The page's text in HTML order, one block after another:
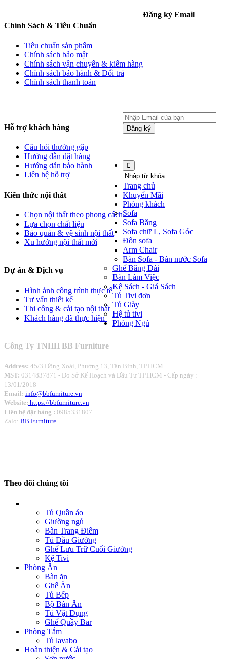
Chính Sách & Tiêu Chuẩn
Tiêu chuẩn sản phẩm
Chính sách bảo mật
Chính sách vận chuyển & kiểm hàng
Chính sách bảo hành & Đổi trả
Chính sách thanh toán
Hỗ trợ khách hàng
Câu hỏi thường gặp
Hướng dẫn đặt hàng
Hướng dẫn bảo hành
Liên hệ hỗ trợ
Kiến thức nội thất
Chọn nội thất theo phong cách
Lựa chọn chất liệu
Bảo quản & vệ sinh nội thất
Xu hướng nội thất mới
Dự án & Dịch vụ
Hình ảnh công trình thực tế
Tư vấn thiết kế
Thi công & cải tạo nội thất
Khách hàng đã thực hiện
Công Ty TNHH BB Furniture
Address: 45/3 Đồng Xoài, Phường 13, Tân Bình, TP.HCM
MST: 0314837871 - Do Sở Kế Hoạch và Đầu Tư TP.HCM - Cấp ngày :
13/01/2018
Email: info@bbfurniture.vn
Website: https://bbfurniture.vn
Liên hệ đặt hàng : 0985331807
Zalo: BB Furniture
Theo dõi chúng tôi
Đăng ký Email
Đăng ký
Trang chủ
Khuyến Mãi
Phòng khách
Sofa
Sofa Băng
Sofa chữ L, Sofa Góc
Đôn sofa
Arm Chair
Bàn Sofa - Bàn nước Sofa
Ghế Băng Dài
Bàn Làm Việc
Kệ Sách - Giá Sách
Tủ Tivi đơn
Tủ Giày
Hệ tủ tivi
Phòng Ngủ
Tủ Quần áo
Giường ngủ
Bàn Trang Điểm
Tủ Đầu Giường
Ghế Lưu Trữ Cuối Giường
Kệ Tivi
Phòng Ăn
Bàn ăn
Ghế Ăn
Tủ Bếp
Bộ Bàn Ăn
Tủ Vật Dụng
Ghế Quầy Bar
Phòng Tắm
Tủ lavabo
Hoàn thiện & Cải tạo